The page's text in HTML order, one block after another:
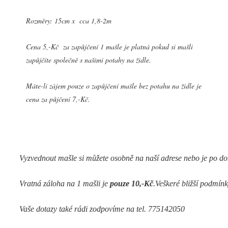
Rozměry: 15cm x cca 1,8-2m
Cena 5,-Kč za zapůjčení 1 mašle je platná pokud si mašli
zapůjčíte společně s našimi potahy na židle.
Máte-li zájem pouze o zapůjčení mašle bez potahu na židle je
cena za půjčení 7,-Kč.
Vyzvednout mašle si můžete osobně na naší adrese nebo je po
Vratná záloha na 1 mašli je pouze 10,-Kč.Veškeré bližší
Vaše dotazy také rádi zodpovíme na tel. 775142050